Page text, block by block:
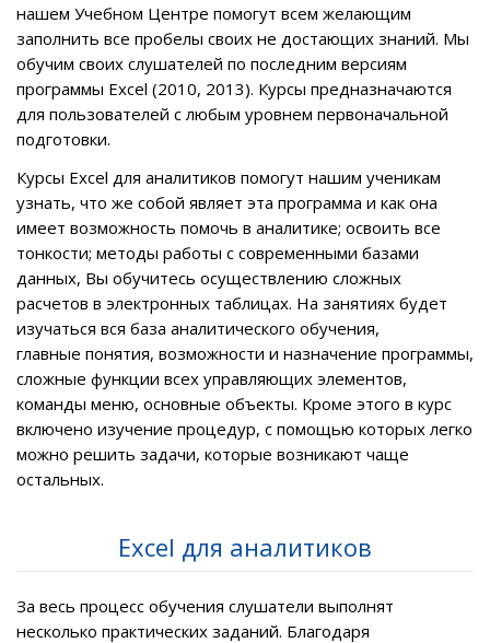
нашем Учебном Центре помогут всем желающим
заполнить все пробелы своих не достающих знаний. Мы
обучим своих слушателей по последним версиям
программы Excel (2010, 2013). Курсы предназначаются
для пользователей с любым уровнем первоначальной
подготовки.
Курсы Excel для аналитиков помогут нашим ученикам
узнать, что же собой являет эта программа и как она
имеет возможность помочь в аналитике; освоить все
тонкости; методы работы с современными базами
данных, Вы обучитесь осуществлению сложных
расчетов в электронных таблицах. На занятиях будет
изучаться вся база аналитического обучения,
главные понятия, возможности и назначение программы,
сложные функции всех управляющих элементов,
команды меню, основные объекты. Кроме этого в курс
включено изучение процедур, с помощью которых легко
можно решить задачи, которые возникают чаще
остальных.
Excel для аналитиков
За весь процесс обучения слушатели выполнят
несколько практических заданий. Благодаря